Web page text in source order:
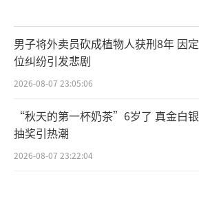
男子将外卖员砍成植物人获刑8年 因定
位纠纷引发悲剧
2026-08-07 23:05:06
“秋天的第一杯奶茶”6岁了 真金白银
抽奖引热潮
2026-08-07 23:22:04